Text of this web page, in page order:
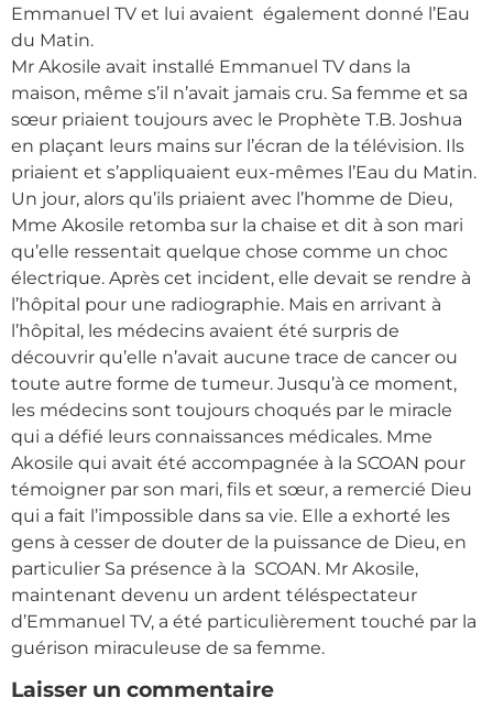
Emmanuel TV et lui avaient également donné l’Eau
du Matin.
Mr Akosile avait installé Emmanuel TV dans la
maison, même s’il n’avait jamais cru. Sa femme et sa
sœur priaient toujours avec le Prophète T.B. Joshua
en plaçant leurs mains sur l’écran de la télévision. Ils
priaient et s’appliquaient eux-mêmes l’Eau du Matin.
Un jour, alors qu’ils priaient avec l’homme de Dieu,
Mme Akosile retomba sur la chaise et dit à son mari
qu’elle ressentait quelque chose comme un choc
électrique. Après cet incident, elle devait se rendre à
l’hôpital pour une radiographie. Mais en arrivant à
l’hôpital, les médecins avaient été surpris de
découvrir qu’elle n’avait aucune trace de cancer ou
toute autre forme de tumeur. Jusqu’à ce moment,
les médecins sont toujours choqués par le miracle
qui a défié leurs connaissances médicales. Mme
Akosile qui avait été accompagnée à la SCOAN pour
témoigner par son mari, fils et sœur, a remercié Dieu
qui a fait l’impossible dans sa vie. Elle a exhorté les
gens à cesser de douter de la puissance de Dieu, en
particulier Sa présence à la SCOAN. Mr Akosile,
maintenant devenu un ardent téléspectateur
d’Emmanuel TV, a été particulièrement touché par la
guérison miraculeuse de sa femme.
Laisser un commentaire